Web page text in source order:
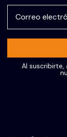
Al suscribirte,